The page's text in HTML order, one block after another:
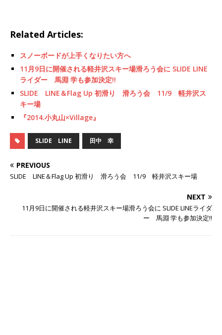
Related Articles:
スノーボードが上手くなりたい方へ
11月9日に開催される軽井沢スキー場滑ろう会に SLIDE LINE
ライダー 馬淵 学も参加決定!!
SLIDE LINE＆Flag Up 初滑り 滑ろう会 11/9 軽井沢ス
キー場
『2014.小丸山×Village』
SLIDE LINE 田中 幸
PREVIOUS
SLIDE LINE＆Flag Up 初滑り 滑ろう会 11/9 軽井沢スキー場
NEXT
11月9日に開催される軽井沢スキー場滑ろう会に SLIDE LINEライダ
ー 馬淵 学も参加決定!!